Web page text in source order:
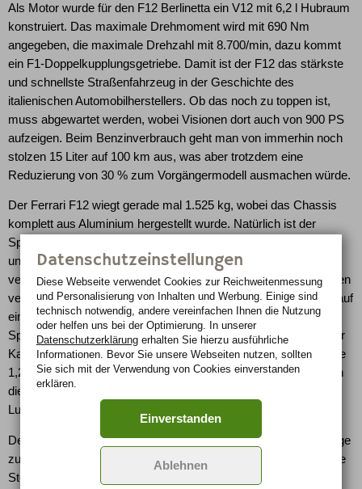
Als Motor wurde für den F12 Berlinetta ein V12 mit 6,2 l Hubraum
konstruiert. Das maximale Drehmoment wird mit 690 Nm
angegeben, die maximale Drehzahl mit 8.700/min, dazu kommt
ein F1-Doppelkupplungsgetriebe. Damit ist der F12 das stärkste
und schnellste Straßenfahrzeug in der Geschichte des
italienischen Automobilherstellers. Ob das noch zu toppen ist,
muss abgewartet werden, wobei Visionen dort auch von 900 PS
aufzeigen. Beim Benzinverbrauch geht man von immerhin noch
stolzen 15 Liter auf 100 km aus, was aber trotzdem eine
Reduzierung von 30 % zum Vorgängermodell ausmachen würde.
Der Ferrari F12 wiegt gerade mal 1.525 kg, wobei das Chassis
komplett aus Aluminium hergestellt wurde. Natürlich ist der
Spezialist für das Aussehen Ferrari Scaglietti. Der Achsabstand
und auch das Heck wurden im Vergleich zum Ferrari 599
verkürzt und so der Schwerpunkt des Wagens weiter nach hinten
verlagert. Die Gewichtsverteilung von vorne zu hinten hat sich auf
ein Verhältnis von 46 zu 54 Prozent verändert. Dazu ist der
Sportwagen auch noch etwas tiefergelegt worden. Die Maße der
Karosserie sind wie folgt: Länge 4,62 m, Breite 1,94 m und Höhe
1,27 m. Der der cw-Wert soll etwas unter 0,3 liegen, wobei auch
die aerodynamische Motorraumhaube und diverse
Luftleitelemente mithelfen.
Der neue F12 Berlinetta hat eine neuartige Keramik-Bremsanlage
zum elektronisch gesteuerten Fahrwerk erhalten, eine integrierte
Steuerung aller Fahrdynamiksysteme ist natürlich
Datenschutzeinstellungen
Diese Webseite verwendet Cookies zur Reichweiten­messung
und Personalisierung von Inhalten und Werbung. Einige sind
technisch notwendig, andere vereinfachen Ihnen die Nutzung
oder helfen uns bei der Optimierung. In unserer
Datenschutzerklärungerhalten Sie hierzu ausführliche
Informationen. Bevor Sie unsere Webseiten nutzen, sollten
Sie sich mit der Verwendung von Cookies einverstanden
erklären.
Einverstanden
Ablehnen